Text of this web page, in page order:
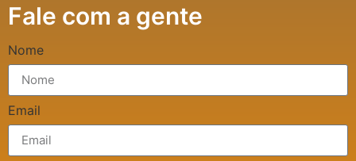
Fale com a gente
Nome
Email